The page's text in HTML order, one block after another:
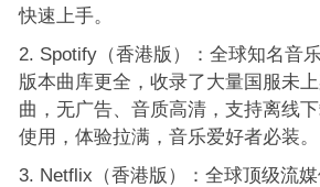
快速上手。
Spotify（香港版）：全球知名音
版本曲库更全，收录了大量国服未
曲，无广告、音质高清，支持离线
使用，体验拉满，音乐爱好者必装。
Netflix（香港版）：全球顶级流